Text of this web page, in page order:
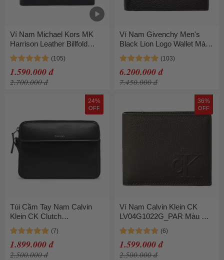
Ví Nam Michael Kors MK
Harrison Leather Billfold
Wallet With Passcase
36U9LHRF6L Màu Đen
1.590.000 đ
2.700.000 đ
Ví Nam Givenchy Men's
Black Lion Logo Wallet Màu
Đen
6.200.000 đ
7.450.000 đ
24%
OFF
Túi Cầm Tay Nam Calvin
Klein CK Clutch
K50K513042_BEH Màu Đen
1.899.000 đ
2.500.000 đ
36%
OFF
Ví Nam Calvin Klein CK
LV04G1022G_PAR Màu Ghi
Đen
1.599.000 đ
2.500.000 đ